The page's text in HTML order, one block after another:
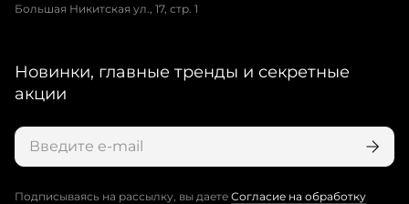
Большая Никитская ул., 17, стр. 1
Новинки, главные тренды и секретные
акции
Подписываясь на рассылку, вы даете Согласие на обработку